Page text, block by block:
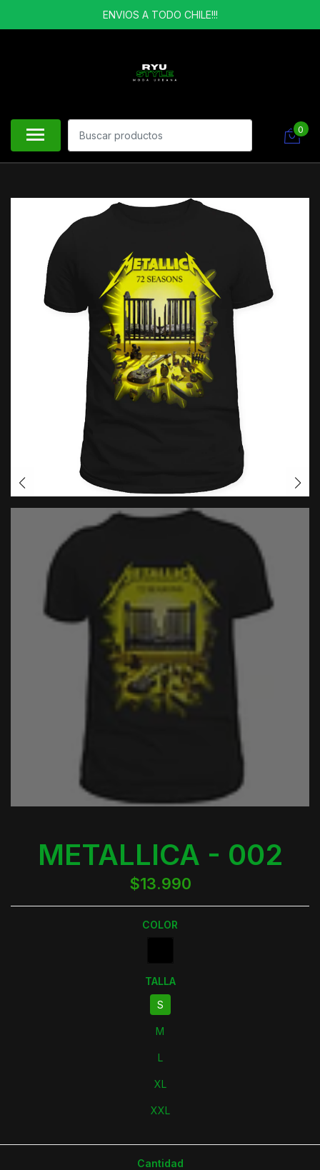
ENVIOS A TODO CHILE!!!
0
METALLICA - 002
$13.990
COLOR
TALLA
S
M
L
XL
XXL
Cantidad